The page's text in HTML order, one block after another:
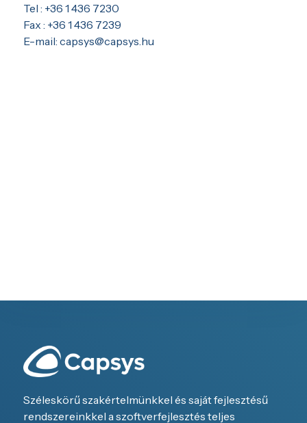
Tel : +36 1 436 7230
Fax : +36 1 436 7239
E-mail: capsys@capsys.hu
Széleskörű szakértelmünkkel és saját fejlesztésű
rendszereinkkel a szoftverfejlesztés teljes